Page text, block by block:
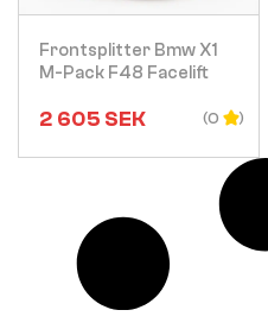
Frontsplitter Bmw X1
M-Pack F48 Facelift
2 605 SEK (0